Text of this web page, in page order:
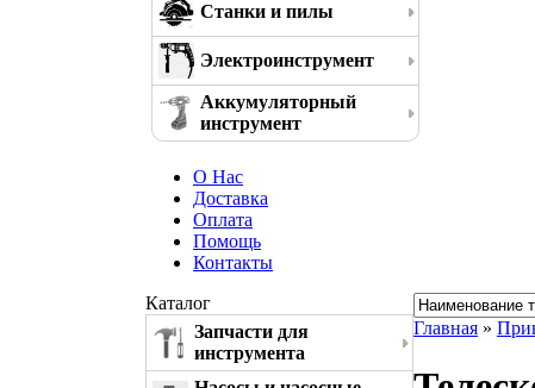
Станки и пилы
Электроинструмент
Аккумуляторный
инструмент
О Нас
Доставка
Оплата
Помощь
Контакты
Каталог
Запчасти для
инструмента
Главная »